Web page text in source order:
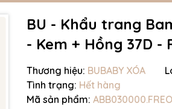
BU - Khẩu trang
- Kem + Hồng 37D -
Thương hiệu: BUBABY XÓA
Tình trạng: Hết hàng
Mã sản phẩm:
Mã giảm giá: